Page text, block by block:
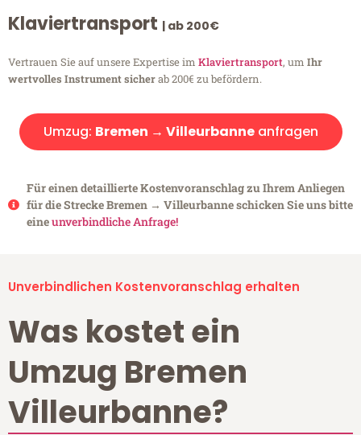
Klaviertransport | ab 200€
Vertrauen Sie auf unsere Expertise im Klaviertransport, um Ihr
wertvolles Instrument sicherab 200€ zu befördern.
Umzug: Bremen → Villeurbanneanfragen
Für einen detaillierte Kostenvoranschlag zu Ihrem Anliegen
für die Strecke Bremen → Villeurbanne schicken Sie uns bitte
eineunverbindliche Anfrage!
Unverbindlichen Kostenvoranschlag erhalten
Was kostet ein
Umzug Bremen
Villeurbanne?